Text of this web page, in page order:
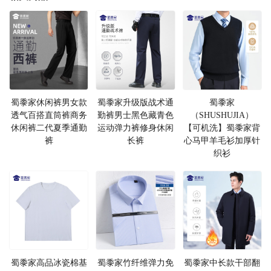
蜀黍家休闲裤男女款
透气百搭直筒裤商务
休闲裤二代夏季通勤
裤
蜀黍家升级版战术通
勤裤男士黑色藏青色
运动弹力裤修身休闲
长裤
蜀黍家
（SHUSHUJIA）
【可机洗】蜀黍家背
心马甲羊毛衫加厚针
织衫
蜀黍家高品冰瓷棉基
蜀黍家竹纤维弹力免
蜀黍家中长款干部翻